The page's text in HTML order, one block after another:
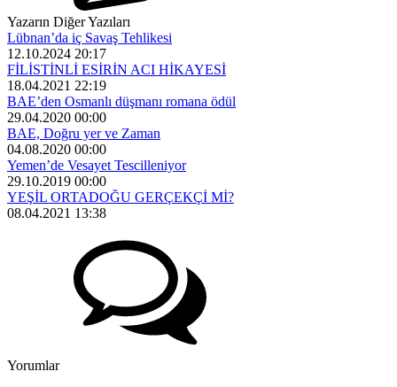
Yazarın Diğer Yazıları
Lübnan’da iç Savaş Tehlikesi
12.10.2024 20:17
FİLİSTİNLİ ESİRİN ACI HİKAYESİ
18.04.2021 22:19
BAE’den Osmanlı düşmanı romana ödül
29.04.2020 00:00
BAE, Doğru yer ve Zaman
04.08.2020 00:00
Yemen’de Vesayet Tescilleniyor
29.10.2019 00:00
YEŞİL ORTADOĞU GERÇEKÇİ Mİ?
08.04.2021 13:38
Yorumlar